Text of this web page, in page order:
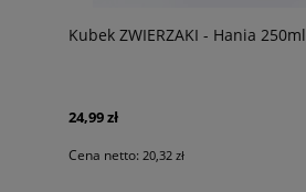
Kubek ZWIERZAKI - Hania 250ml
24,99 zł
Cena netto: 20,32 zł